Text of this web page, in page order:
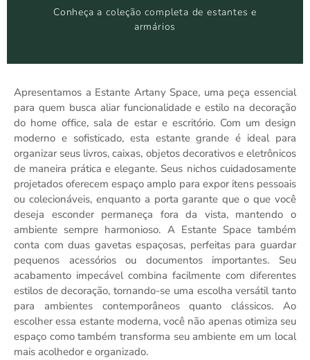
Conheça a coleção completa de estantes e
armários
ESTANTES E ARMÁRIOS
Apresentamos a Estante Artany Space, uma peça essencial
para quem busca aliar funcionalidade e estilo na decoração
do home office, sala de estar e escritório. Com um design
moderno e sofisticado, esta estante grande é ideal para
organizar seus livros, caixas, objetos decorativos e eletrônicos
de maneira prática e elegante. Seus nichos cuidadosamente
projetados oferecem espaço amplo para expor itens pessoais
ou colecionáveis, enquanto a porta garante que o que você
deseja esconder permaneça fora da vista, mantendo o
ambiente sempre harmonioso. A Estante Space também
conta com duas gavetas espaçosas, perfeitas para guardar
pequenos acessórios ou documentos importantes. Seu
acabamento impecável combina facilmente com diferentes
estilos de decoração, tornando-se uma escolha versátil tanto
para ambientes contemporâneos quanto clássicos. Ao
escolher essa estante moderna, você não apenas otimiza seu
espaço como também transforma seu ambiente em um local
mais acolhedor e organizado.